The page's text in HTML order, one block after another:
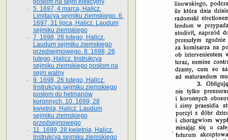
posłom na sejm elekcyjny
5. 1697, 4 marca, Halicz.
Limitacya sejmiku ziemskiego. 6.
1697, 31 lipca, Halicz. Laudum
sejmiku ziemskiego
7. 1698, 26 lutego, Halicz.
Laudum sejmiku ziemskiego
przedsejmowego. 8. 1698, 26
lutego, Halicz. Instrukcya
sejmiku ziemskiego posłom na
sejm walny
9. 1698, 26 lutego, Halicz.
Instrukcya sejmiku ziemskiego
posłom do hetmanów
koronnych. 10. 1699, 28
kwietnia, Halicz. Laudum
sejmiku ziemskiego
przedsejmowego
11. 1699, 28 kwietnia, Halicz.
Instrukcya sejmiku ziemskiego